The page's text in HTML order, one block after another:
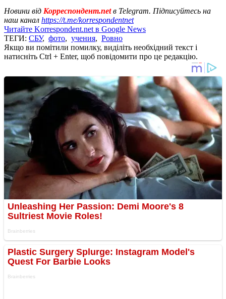
Новини від Корреспондент.netв Telegram. Підписуйтесь на
наш канал https://t.me/korrespondentnet
Читайте Korrespondent.net в Google News
ТЕГИ: СБУ, фото, учения, Ровно
Якщо ви помітили помилку, виділіть необхідний текст і
натисніть Ctrl + Enter, щоб повідомити про це редакцію.